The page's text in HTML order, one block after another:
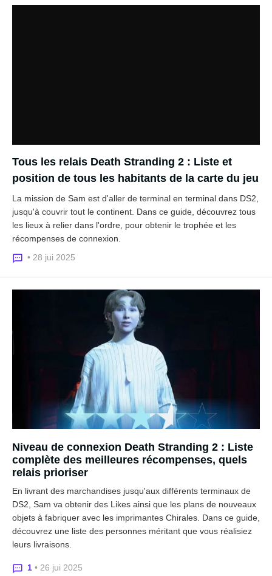
Tous les relais Death Stranding 2 : Liste et
position de tous les habitants de la carte du jeu
La mission de Sam est d'aller de terminal en terminal dans DS2,
jusqu'à couvrir tout le continent. Dans ce guide, découvrez tous
les lieux à relier dans l'ordre, pour obtenir le trophée et les
récompenses de connexion.
• 28 jui 2025
Niveau de connexion Death Stranding 2 : Liste
complète des meilleures récompenses, quels
relais prioriser
En livrant des marchandises jusqu'aux différents terminaux de
DS2, Sam va obtenir des Likes ainsi que les plans de nouveaux
objets à fabriquer avec les imprimantes Chirales. Dans ce guide,
découvrez une liste des personnes méritant que vous réalisiez
leurs livraisons.
1 • 26 jui 2025